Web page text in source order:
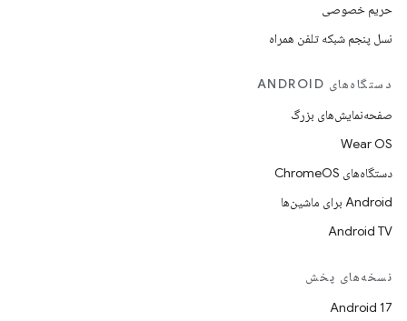
حریم خصوصی
نسل پنجم شبکه تلفن همراه
دستگاه‌های ANDROID
صفحه‌نمایش‌های بزرگ
Wear OS
دستگاه‌های ChromeOS
Android برای ماشین‌ها
Android TV
نسخه‌های پخش
Android 17